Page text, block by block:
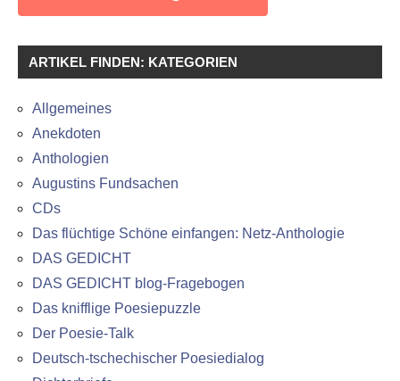
ARTIKEL FINDEN: KATEGORIEN
Allgemeines
Anekdoten
Anthologien
Augustins Fundsachen
CDs
Das flüchtige Schöne einfangen: Netz-Anthologie
DAS GEDICHT
DAS GEDICHT blog-Fragebogen
Das knifflige Poesiepuzzle
Der Poesie-Talk
Deutsch-tschechischer Poesiedialog